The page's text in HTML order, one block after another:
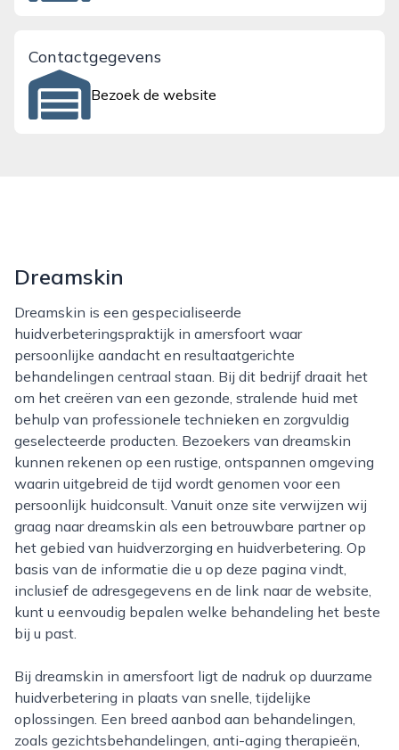
Contactgegevens
Bezoek de website
Dreamskin
Dreamskin is een gespecialiseerde
huidverbeteringspraktijk in amersfoort waar
persoonlijke aandacht en resultaatgerichte
behandelingen centraal staan. Bij dit bedrijf draait het
om het creëren van een gezonde, stralende huid met
behulp van professionele technieken en zorgvuldig
geselecteerde producten. Bezoekers van dreamskin
kunnen rekenen op een rustige, ontspannen omgeving
waarin uitgebreid de tijd wordt genomen voor een
persoonlijk huidconsult. Vanuit onze site verwijzen wij
graag naar dreamskin als een betrouwbare partner op
het gebied van huidverzorging en huidverbetering. Op
basis van de informatie die u op deze pagina vindt,
inclusief de adresgegevens en de link naar de website,
kunt u eenvoudig bepalen welke behandeling het beste
bij u past.
Bij dreamskin in amersfoort ligt de nadruk op duurzame
huidverbetering in plaats van snelle, tijdelijke
oplossingen. Een breed aanbod aan behandelingen,
zoals gezichtsbehandelingen, anti-aging therapieën,